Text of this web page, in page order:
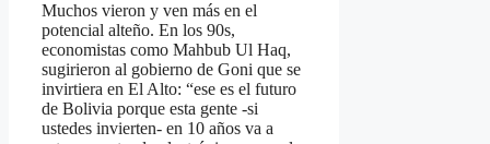
Muchos vieron y ven más en el
potencial alteño. En los 90s,
economistas como Mahbub Ul Haq,
sugirieron al gobierno de Goni que se
invirtiera en El Alto: “ese es el futuro
de Bolivia porque esta gente -si
ustedes invierten- en 10 años va a